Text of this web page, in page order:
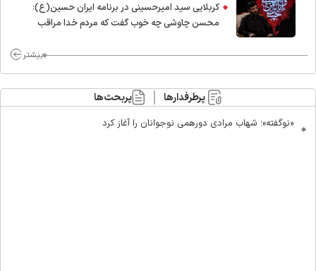
کربلایی سید امیر‌حسینی در برنامه ایران حسین(ع):
محسن چاوشی چه خوب گفت که مردم خدا مراقب
بیشتر
پرطرفدارها پربحث‌ها
«نوگفته»؛ شهاب مرادی دورهمی نوجوانان را آغاز کرد